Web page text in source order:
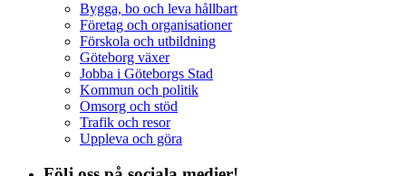
Bygga, bo och leva hållbart
Företag och organisationer
Förskola och utbildning
Göteborg växer
Jobba i Göteborgs Stad
Kommun och politik
Omsorg och stöd
Trafik och resor
Uppleva och göra